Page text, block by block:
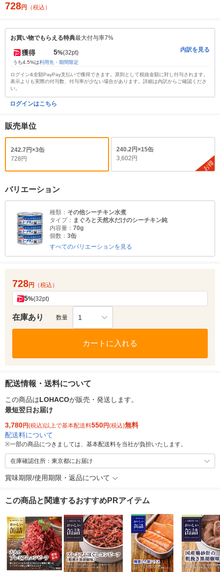
728円 （税込）
お買い物でもらえる特典最大付与率7%
獲得 5%(32pt)
うち4.5%は利用先・期間限定
内訳を見る
ログイン&全額PayPay支払いで獲得できます。原則として税抜金額に対し付与されます。
表示よりも実際の付与数、付与率が少ない場合があります。詳細は内訳からご確認くださ
い。
ログインはこちら
販売単位
242.7円×3缶
728円
240.2円×15缶
3,602円
お得
バリエーション
種類： その他シーチキン水煮
タイプ： まぐろと天然水だけのシーチキン純
内容量： 70g
個数： 3缶
すべてのバリエーションを見る
728円 （税込）
5%(32pt)
在庫あり 数量 1
カートに入れる
配送情報・送料について
この商品はLOHACOが販売・発送します。
最短翌日お届け
3,780円(税込)以上で基本配送料550円(税込)無料
配送料について
※一部の商品につきましては、基本配送料を当社が負担いたします。
在庫確認住所：東京都にお届け
賞味期限/使用期限・返品について
この商品と関連するおすすめPRアイテム